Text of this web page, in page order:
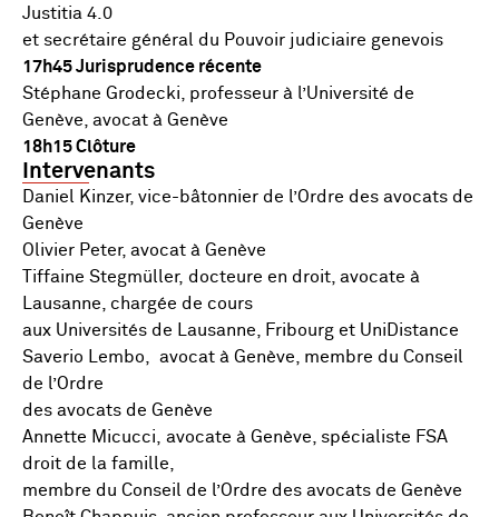
Justitia 4.0
et secrétaire général du Pouvoir judiciaire genevois
17h45 Jurisprudence récente
Stéphane Grodecki, professeur à l’Université de
Genève, avocat à Genève
18h15 Clôture
Intervenants
Daniel Kinzer, vice-bâtonnier de l’Ordre des avocats de
Genève
Olivier Peter, avocat à Genève
Tiffaine Stegmüller, docteure en droit, avocate à
Lausanne, chargée de cours
aux Universités de Lausanne, Fribourg et UniDistance
Saverio Lembo, avocat à Genève, membre du Conseil
de l’Ordre
des avocats de Genève
Annette Micucci, avocate à Genève, spécialiste FSA
droit de la famille,
membre du Conseil de l’Ordre des avocats de Genève